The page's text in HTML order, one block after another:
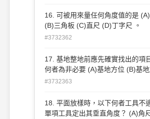
16. 可被用來量任何角度值的是
(B)三角板 (C)直尺 (D)丁字尺 。
#3732362
17. 基地整地前應先確實找出的項
何者為非必要 (A)基地方位 (B)基
準點 (C)基地水平基準點 (D)基地中
#3732363
18. 平面放樣時，以下何者工具不
單項工具定出其垂直角度？ (A)角